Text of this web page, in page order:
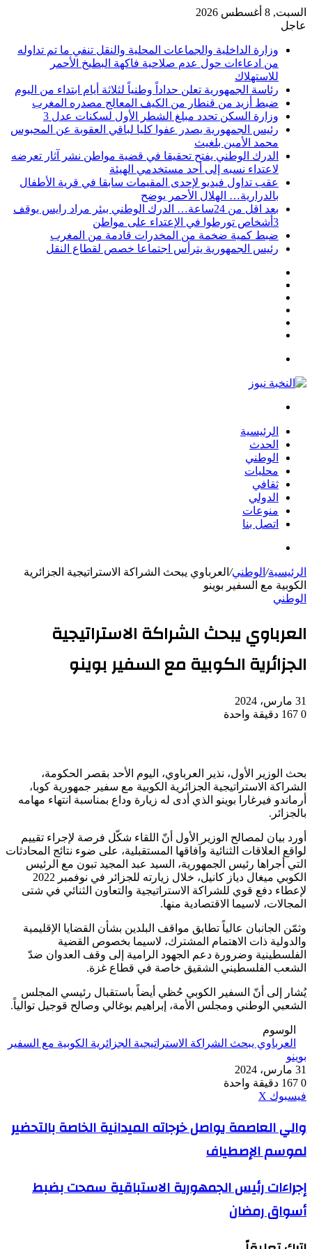
السبت, 8 أغسطس 2026
عاجل
وزارة الداخلية والجماعات المحلية والنقل تنفي ما تم تداوله
من ادعاءات حول عدم صلاحية فاكهة البطيخ الأحمر
للاستهلاك
رئاسة الجمهورية تعلن حداداً وطنياً لثلاثة أيام ابتداء من اليوم
ضبط أزيد من قنطار من الكيف المعالج مصدره المغرب
وزارة السكن تحدد مبلغ الشطر الأول لسكنات عدل 3
رئيس الجمهورية يصدر عفوا كليا لباقي العقوبة عن المحبوس
محمد الأمين بلغيث
الدرك الوطني يفتح تحقيقا في قضية مواطن نشر آثار تعرضه
لاعتداء نسبه إلى أحد مستخدمي الهيئة
عقب تداول فيديو لإحدى المقيمات سابقا في قرية الأطفال
بالدرارية… الهلال الأحمر يوضح
بعد اقل من 24ساعة… الدرك الوطني ببئر مراد رايس يوقف
3أشخاص تورطوا في الإعتداء على مواطن
ضبط كمية ضخمة من المخدرات قادمة من المغرب
رئيس الجمهورية يترأس اجتماعا خصص لقطاع النقل
الرئيسية
الحدث
الوطني
محليات
ثقافي
الدولي
منوعات
اتصل بنا
الرئيسية/ الوطني/ العرباوي يبحث الشراكة الاستراتيجية الجزائرية
الكوبية مع السفير بوينو
الوطني
العرباوي يبحث الشراكة الاستراتيجية
الجزائرية الكوبية مع السفير بوينو
31 مارس، 2024
0
دقيقة واحدة
بحث الوزير الأول، نذير العرباوي، اليوم الأحد بقصر الحكومة،
الشراكة الاستراتيجية الجزائرية الكوبية مع سفير جمهورية كوبا،
أرماندو فيرغارا بوينو الذي أدى له زيارة وداع بمناسبة انتهاء مهامه
بالجزائر.
أورد بيان لمصالح الوزير الأول أنّ اللقاء شكّل فرصة لإجراء تقييم
لواقع العلاقات الثنائية وآفاقها المستقبلية، على ضوء نتائج المحادثات
التي أجراها رئيس الجمهورية، السيد عبد المجيد تبون مع الرئيس
الكوبي ميغال دياز كانيل، خلال زيارته للجزائر في نوفمبر 2022
لإعطاء دفع قوي للشراكة الاستراتيجية والتعاون الثنائي في شتى
المجالات، لاسيما الاقتصادية منها.
وثمّن الجانبان عالياً تطابق مواقف البلدين بشأن القضايا الإقليمية
والدولية ذات الاهتمام المشترك، لاسيما بخصوص القضية
الفلسطينية وضرورة دعم الجهود الرامية إلى وقف العدوان ضدّ
الشعب الفلسطيني الشقيق خاصة في قطاع غزة.
يُشار إلى أنّ السفير الكوبي حُظي أيضاً باستقبال رئيسي المجلس
الشعبي الوطني ومجلس الأمة، إبراهيم بوغالي وصالح قوجيل توالياً.
الوسوم
العرباوي يبحث الشراكة الاستراتيجية الجزائرية الكوبية مع السفير
بوينو
31 مارس، 2024
0
دقيقة واحدة
فيسبوك ‫X
والي
العاصمة
يواصل
خرجاته
الخاصة
بالتحضير
لموسم
والي العاصمة يواصل خرجاته الميدانية الخاصة بالتحضير
لموسم الإصطياف
إجراءات
رئيس
الجمهورية
الاستباقية
إجراءات رئيس الجمهورية الاستباقية سمحت بضبط
أسواق رمضان